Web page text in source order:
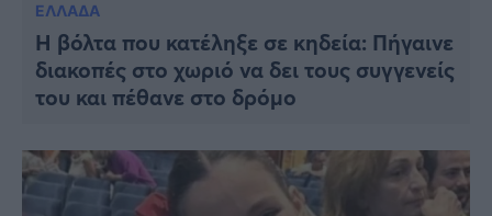
ΕΛΛΑΔΑ
Η βόλτα που κατέληξε σε κηδεία: Πήγαινε
διακοπές στο χωριό να δει τους συγγενείς
του και πέθανε στο δρόμο